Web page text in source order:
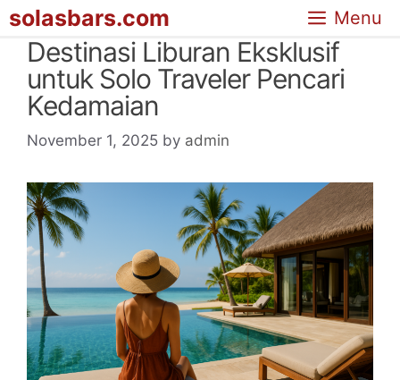
Skip
content
solasbars.com Menu
Destinasi Liburan Eksklusif
untuk Solo Traveler Pencari
Kedamaian
November 1, 2025 by admin